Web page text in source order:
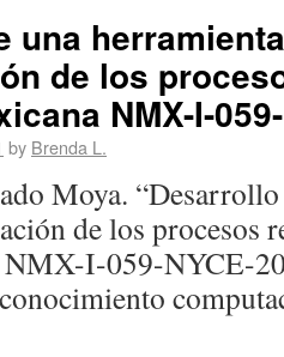
una
de los
NMX-I-
by Brenda L.
Moya.
de los procesos
I-059-NYCE-